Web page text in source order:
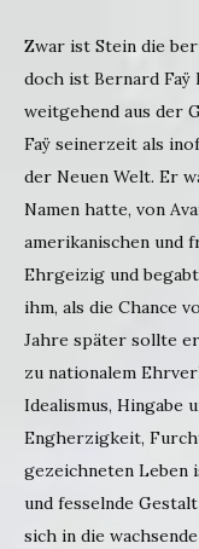
Zwar ist Stein die
doch ist Bernard
weitgehend aus der
Faÿ seinerzeit als
der Neuen Welt. Er
Namen hatte, von
amerikanischen und
Ehrgeizig und
ihm, als die Chance
Jahre später sollte
zu nationalem
Idealismus, Hingabe
Engherzigkeit,
gezeichneten Leben
und fesselnde
sich in die